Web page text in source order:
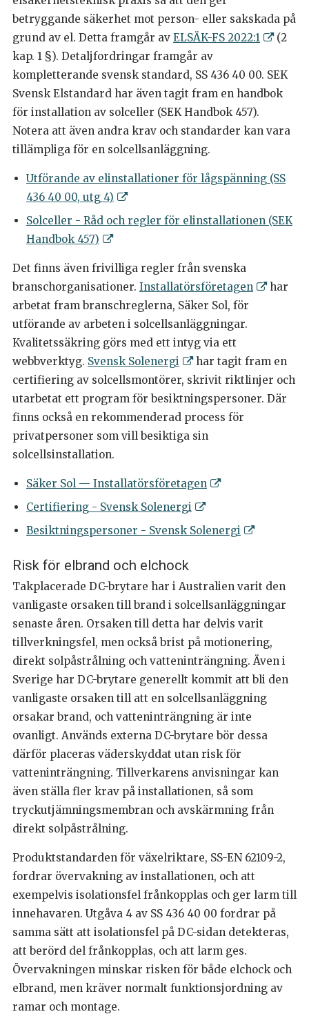
betryggande säkerhet mot person- eller sakskada på
grund av el. Detta framgår av ELSÄK-FS 2022:1
(2
kap. 1 §). Detaljfordringar framgår av
kompletterande svensk standard, SS 436 40 00. SEK
Svensk Elstandard har även tagit fram en handbok
för installation av solceller (SEK Handbok 457).
Notera att även andra krav och standarder kan vara
tillämpliga för en solcellsanläggning.
Utförande av elinstallationer för lågspänning (SS
436 40 00, utg 4)
Solceller - Råd och regler för elinstallationen (SEK
Handbok 457)
Det finns även frivilliga regler från svenska
branschorganisationer. Installatörsföretagen
har
arbetat fram branschreglerna, Säker Sol, för
utförande av arbeten i solcellsanläggningar.
Kvalitetssäkring görs med ett intyg via ett
webbverktyg. Svensk Solenergi
har tagit fram en
certifiering av solcellsmontörer, skrivit riktlinjer och
utarbetat ett program för besiktningspersoner. Där
finns också en rekommenderad process för
privatpersoner som vill besiktiga sin
solcellsinstallation.
Säker Sol — Installatörsföretagen
Certifiering - Svensk Solenergi
Besiktningspersoner - Svensk Solenergi
Risk för elbrand och elchock
Takplacerade DC-brytare har i Australien varit den
vanligaste orsaken till brand i solcellsanläggningar
senaste åren. Orsaken till detta har delvis varit
tillverkningsfel, men också brist på motionering,
direkt solpåstrålning och vatteninträngning. Även i
Sverige har DC-brytare generellt kommit att bli den
vanligaste orsaken till att en solcellsanläggning
orsakar brand, och vatteninträngning är inte
ovanligt. Används externa DC-brytare bör dessa
därför placeras väderskyddat utan risk för
vatteninträngning. Tillverkarens anvisningar kan
även ställa fler krav på installationen, så som
tryckutjämningsmembran och avskärmning från
direkt solpåstrålning.
Produktstandarden för växelriktare, SS-EN 62109-2,
fordrar övervakning av installationen, och att
exempelvis isolationsfel frånkopplas och ger larm till
innehavaren. Utgåva 4 av SS 436 40 00 fordrar på
samma sätt att isolationsfel på DC-sidan detekteras,
att berörd del frånkopplas, och att larm ges.
Övervakningen minskar risken för både elchock och
elbrand, men kräver normalt funktionsjordning av
ramar och montage.